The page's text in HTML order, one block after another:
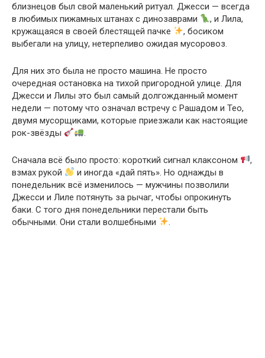
близнецов был свой маленький ритуал. Джесси — всегда
в любимых пижамных штанах с динозаврами
, и Лила,
кружащаяся в своей блестящей пачке
, босиком
выбегали на улицу, нетерпеливо ожидая мусоровоз.
Для них это была не просто машина. Не просто
очередная остановка на тихой пригородной улице. Для
Джесси и Лилы это был самый долгожданный момент
недели — потому что означал встречу с Рашадом и Тео,
двумя мусорщиками, которые приезжали как настоящие
рок-звёзды
.
Сначала всё было просто: короткий сигнал клаксоном
,
взмах рукой
и иногда «дай пять». Но однажды в
понедельник всё изменилось — мужчины позволили
Джесси и Лиле потянуть за рычаг, чтобы опрокинуть
баки. С того дня понедельники перестали быть
обычными. Они стали волшебными
.